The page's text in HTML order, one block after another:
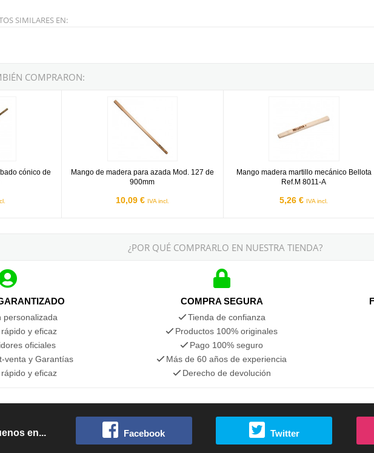
SIMILARES EN:
COMPRARON:
cónico de
Mango de madera para azada Mod. 127 de
900mm
10,09 € IVA incl.
Mango madera martillo mecánico Bellota
Ref.M 8011-A
5,26 € IVA incl.
¿POR QUÉ COMPRARLO EN NUESTRA TIENDA?
personalizada
y eficaz
oficiales
venta y Garantías
y eficaz
COMPRA SEGURA
Tienda de confianza
Productos 100% originales
Pago 100% seguro
Más de 60 años de experiencia
Derecho de devolución
en... Facebook Twitter